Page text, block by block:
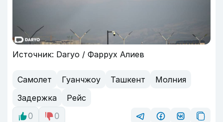
Источник: Daryo / Фаррух Алиев
Самолет Гуанчжоу Ташкент
Молния
Задержка
Рейс
0
0